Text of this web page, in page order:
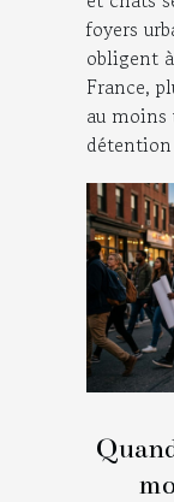
foyers
obligent
France,
au
détention